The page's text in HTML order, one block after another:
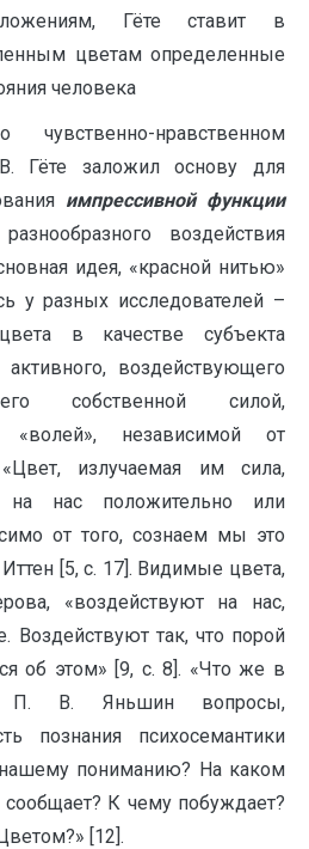
Гёте ставит в
цветам определенные
человека
нравственном
Гёте заложил основу для
импрессивной функции
воздействия
идея, «красной нитью»
у разных исследователей –
в качестве субъекта
активного, воздействующего
собственной силой,
«волей», независимой от
излучаемая им сила,
на нас положительно или
от того, сознаем мы это
[5, с. 17]. Видимые цвета,
«воздействуют на нас,
Воздействуют так, что порой
об этом» [9, с. 8]. «Что же в
П. В. Яньшин вопросы,
познания психосемантики
пониманию? На каком
К чему побуждает?
[12].